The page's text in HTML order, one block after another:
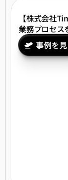
【株式会社
業務プロセス
事例を